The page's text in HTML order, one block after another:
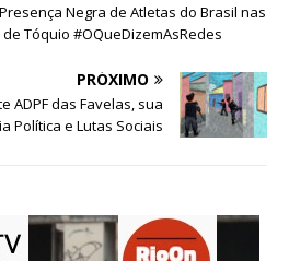
Negra de Atletas do Brasil nas
Tóquio #OQueDizemAsRedes
PRÓXIMO
ADPF das Favelas, sua
Política e Lutas Sociais